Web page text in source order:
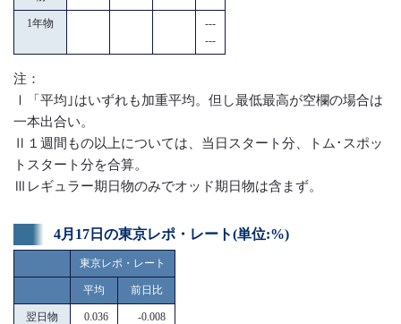
1年物
---
---
注：
Ⅰ「平均｣はいずれも加重平均。但し最低最高が空欄の場合は
一本出合い。
Ⅱ１週間もの以上については、当日スタート分、トム･スポッ
トスタート分を合算。
Ⅲレギュラー期日物のみでオッド期日物は含まず。
4月17日の東京レポ・レート(単位:%)
東京レポ・レート
平均 前日比
翌日物 0.036 -0.008